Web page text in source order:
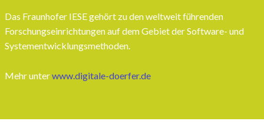
Das Fraunhofer IESE gehört zu den weltweit führenden
Forschungseinrichtungen auf dem Gebiet der Software- und
Systementwicklungsmethoden.
Mehr unterwww.digitale-doerfer.de